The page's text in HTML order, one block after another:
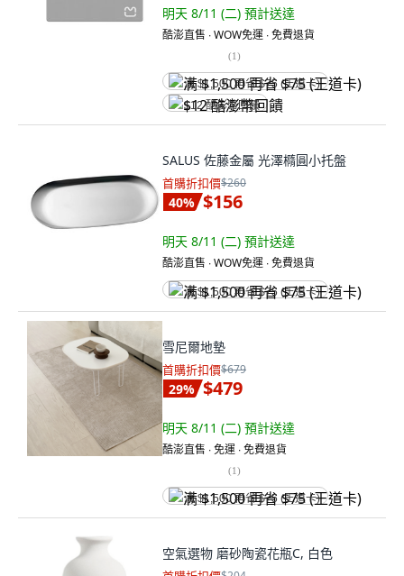
明天 8/11 (二) 預計送達
酷澎直售 ∙ WOW免運 ∙ 免費退貨
(1)
满 $1,500 再省 $75 (王道卡)
$12 酷澎幣回饋
SALUS 佐藤金屬 光澤橢圓小托盤
首購折扣價$260
40% $156
明天 8/11 (二) 預計送達
酷澎直售 ∙ WOW免運 ∙ 免費退貨
满 $1,500 再省 $75 (王道卡)
雪尼爾地墊
首購折扣價$679
29% $479
明天 8/11 (二) 預計送達
酷澎直售 ∙ 免運 ∙ 免費退貨
(1)
满 $1,500 再省 $75 (王道卡)
空氣選物 磨砂陶瓷花瓶C, 白色